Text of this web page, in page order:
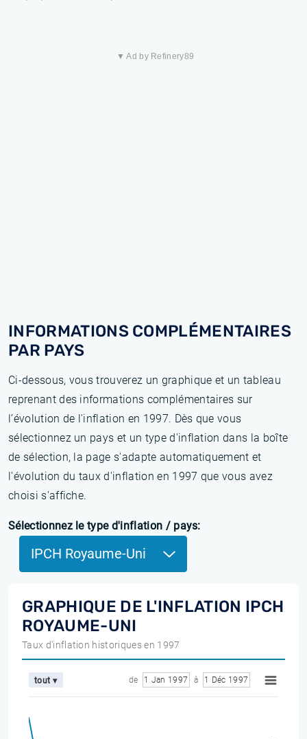
▼ Ad by Refinery89
INFORMATIONS COMPLÉMENTAIRES
PAR PAYS
Ci-dessous, vous trouverez un graphique et un tableau
reprenant des informations complémentaires sur
l’évolution de l'inflation en 1997. Dès que vous
sélectionnez un pays et un type d'inflation dans la boîte
de sélection, la page s'adapte automatiquement et
l'évolution du taux d'inflation en 1997 que vous avez
choisi s'affiche.
Sélectionnez le type d'inflation / pays:
IPCH Royaume-Uni
GRAPHIQUE DE L'INFLATION IPCH
ROYAUME-UNI
Taux d'inflation historiques en 1997
tout ▾ de 1 Jan 1997 à 1 Déc 1997